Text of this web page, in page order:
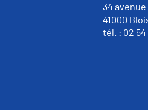
34
41000
tél. : 02 54